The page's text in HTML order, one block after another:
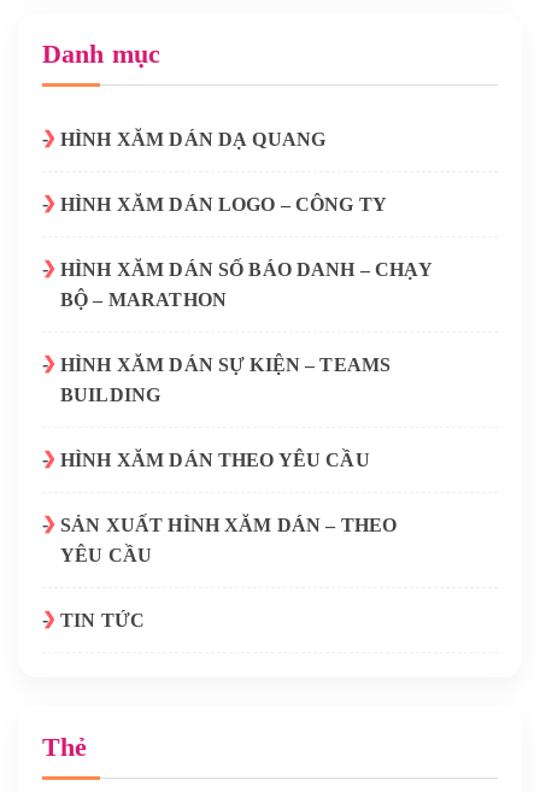
Danh mục
HÌNH XĂM DÁN DẠ QUANG
HÌNH XĂM DÁN LOGO – CÔNG TY
HÌNH XĂM DÁN SỐ BÁO DANH – CHẠY
BỘ – MARATHON
HÌNH XĂM DÁN SỰ KIỆN – TEAMS
BUILDING
HÌNH XĂM DÁN THEO YÊU CẦU
SẢN XUẤT HÌNH XĂM DÁN – THEO
YÊU CẦU
TIN TỨC
Thẻ